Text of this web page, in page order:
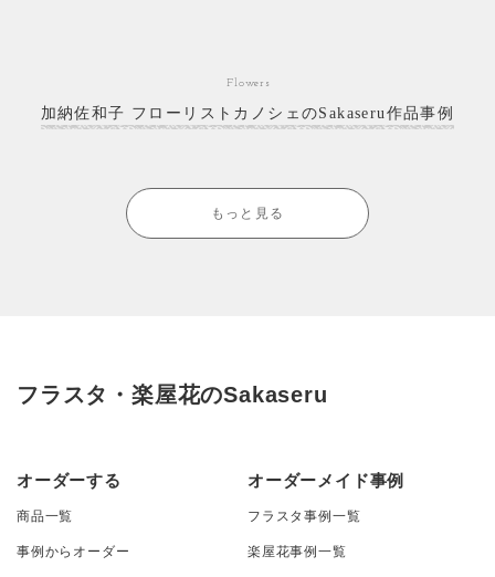
Flowers
加納佐和子 フローリストカノシェのSakaseru作品事例
もっと見る
フラスタ・楽屋花のSakaseru
オーダーする
商品一覧
事例からオーダー
オーダーメイド事例
フラスタ事例一覧
楽屋花事例一覧